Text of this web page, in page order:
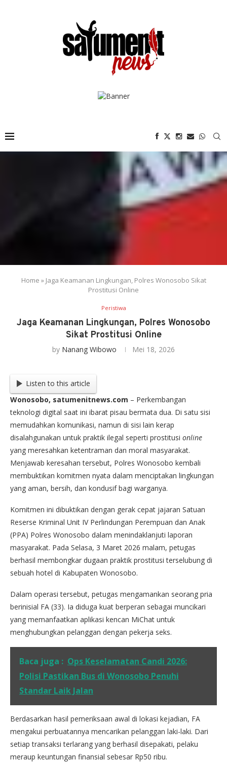
Home » Jaga Keamanan Lingkungan, Polres Wonosobo Sikat
Prostitusi Online
Peristiwa
Jaga Keamanan Lingkungan, Polres Wonosobo
Sikat Prostitusi Online
by Nanang Wibowo Mei 18, 2026
Listen to this article
Wonosobo, satumenitnews.com – Perkembangan
teknologi digital saat ini ibarat pisau bermata dua. Di satu sisi
memudahkan komunikasi, namun di sisi lain kerap
disalahgunakan untuk praktik ilegal seperti prostitusi online
yang meresahkan ketentraman dan moral masyarakat.
Menjawab keresahan tersebut, Polres Wonosobo kembali
membuktikan komitmen nyata dalam menciptakan lingkungan
yang aman, bersih, dan kondusif bagi warganya.
Komitmen ini dibuktikan dengan gerak cepat jajaran Satuan
Reserse Kriminal Unit IV Perlindungan Perempuan dan Anak
(PPA) Polres Wonosobo dalam menindaklanjuti laporan
masyarakat. Pada Selasa, 3 Maret 2026 malam, petugas
berhasil membongkar dugaan praktik prostitusi terselubung di
sebuah hotel di Kabupaten Wonosobo.
Dalam operasi tersebut, petugas mengamankan seorang pria
berinisial FA (33). Ia diduga kuat berperan sebagai muncikari
yang memanfaatkan aplikasi kencan MiChat untuk
menghubungkan pelanggan dengan pekerja seks.
Baca juga : Ops Keselamatan Candi 2026:
Polisi Pastikan Bus di Wonosobo Penuhi
Standar Laik Jalan
Berdasarkan hasil pemeriksaan awal di lokasi kejadian, FA
mengakui perbuatannya mencarikan pelanggan laki-laki. Dari
setiap transaksi terlarang yang berhasil disepakati, pelaku
meraup keuntungan finansial sebesar Rp50 ribu.